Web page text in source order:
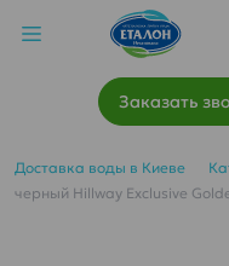
Заказать
Доставка воды в Киеве
черный Hillway Exclusive